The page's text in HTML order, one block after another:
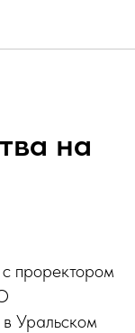
на
проректором
Уральском